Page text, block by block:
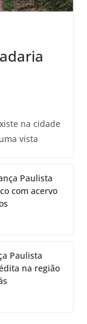
na cidade
vista
Paulista
com acervo
Paulista
na região